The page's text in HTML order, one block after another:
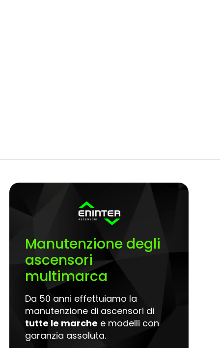
Manutenzione degli
ascensori
multimarca
Da 50 anni effettuiamo la
manutenzione di ascensori di
tutte le marche e modelli con
garanzia assoluta.